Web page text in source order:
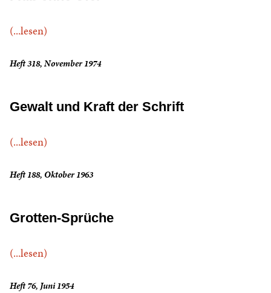
(...lesen)
Heft 318, November 1974
Gewalt und Kraft der Schrift
(...lesen)
Heft 188, Oktober 1963
Grotten-Sprüche
(...lesen)
Heft 76, Juni 1954